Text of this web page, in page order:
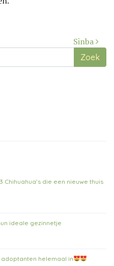
Sinba
Chihuahua’s die een nieuwe thuis
ideale gezinnetje
helemaal in